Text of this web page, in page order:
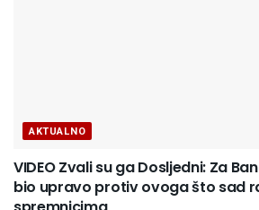
AKTUALNO
VIDEO Zvali su ga Dosljedni: Za
bio upravo protiv ovoga što sad